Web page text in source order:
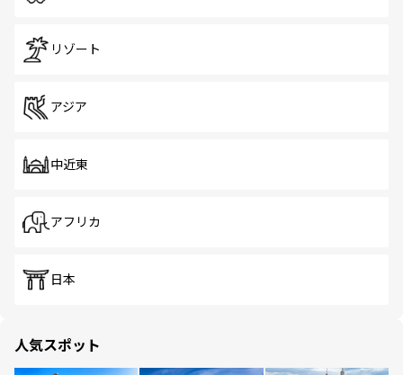
リゾート
アジア
中近東
アフリカ
日本
人気スポット